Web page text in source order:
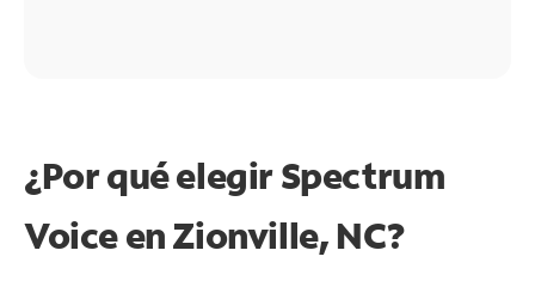
¿Por qué elegir Spectrum
Voice en Zionville, NC?